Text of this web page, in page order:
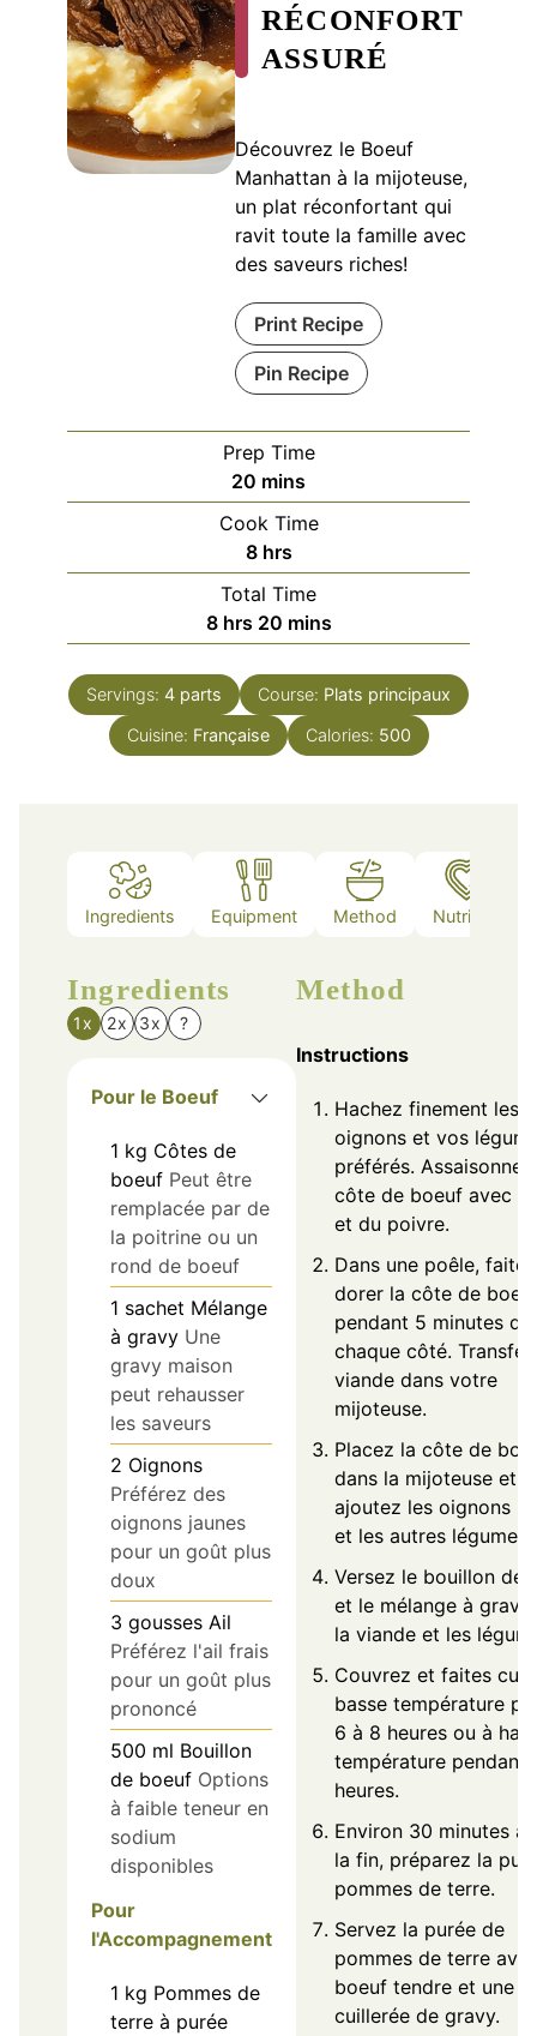
RÉCONFORT
ASSURÉ
Découvrez le Boeuf
Manhattan à la mijoteuse,
un plat réconfortant qui
ravit toute la famille avec
des saveurs riches!
Print Recipe
Pin Recipe
Prep Time
20 minutes
mins
Cook Time
8hours
hrs
Total Time
8hours
hrs 20minutes
mins
Servings: 4 parts Course: Plats principaux
Cuisine: Française Calories: 500
Ingredients Equipment Method Nutrition
Ingredients
1x 2x 3x ?
Pour le Boeuf
1 kg Côtes de
boeuf Peut être
remplacée par de
la poitrine ou un
rond de boeuf
1 sachet Mélange
à gravy Une
gravy maison
peut rehausser
les saveurs
2 Oignons
Préférez des
oignons jaunes
pour un goût plus
doux
3 gousses Ail
Préférez l'ail frais
pour un goût plus
prononcé
500 ml Bouillon
de boeuf Options
à faible teneur en
sodium
disponibles
Pour
l'Accompagnement
1 kg Pommes de
terre à purée
Method
Instructions
Hachez finement les
oignons et vos
préférés.
côte de boeuf avec
et du poivre.
Dans une poêle, faites
dorer la côte de
pendant 5 minutes de
chaque côté.
viande dans votre
mijoteuse.
Placez la côte de
dans la mijoteuse et
ajoutez les oignons
et les autres légumes.
Versez le bouillon de
et le mélange à gravy
la viande et les
Couvrez et faites
basse température
6 à 8 heures ou à
température pendant
heures.
Environ 30 minutes
la fin, préparez la
pommes de terre.
Servez la purée de
pommes de terre
boeuf tendre et une
cuillerée de gravy.